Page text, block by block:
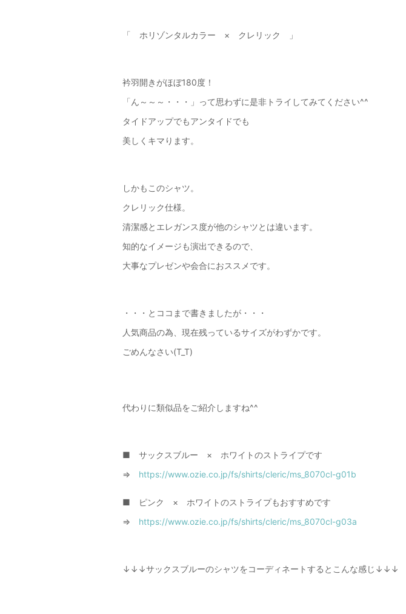
「 ホリゾンタルカラー × クレリック 」
衿羽開きがほぼ180度！
「ん～～～・・・」って思わずに是非トライしてみてください^^
タイドアップでもアンタイドでも
美しくキマります。
しかもこのシャツ。
クレリック仕様。
清潔感とエレガンス度が他のシャツとは違います。
知的なイメージも演出できるので、
大事なプレゼンや会合におススメです。
・・・とココまで書きましたが・・・
人気商品の為、現在残っているサイズがわずかです。
ごめんなさい(T_T)
代わりに類似品をご紹介しますね^^
■ サックスブルー × ホワイトのストライプです
⇒ https://www.ozie.co.jp/fs/shirts/cleric/ms_8070cl-g01b
■ ピンク × ホワイトのストライプもおすすめです
⇒ https://www.ozie.co.jp/fs/shirts/cleric/ms_8070cl-g03a
↓↓↓サックスブルーのシャツをコーディネートするとこんな感じ↓↓↓